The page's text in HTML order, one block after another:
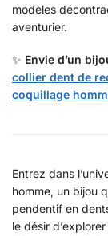
modèles
aventurier.
✨ Envie d’un
collier dent de
coquillage
Entrez dans
homme, un bijou
pendentif en
le désir